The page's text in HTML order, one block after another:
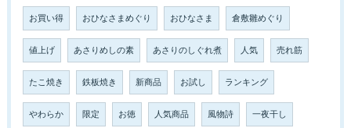
お買い得 おひなさまめぐり おひなさま 倉敷雛めぐり
値上げ あさりめしの素 あさりのしぐれ煮 人気 売れ筋
たこ焼き 鉄板焼き 新商品 お試し ランキング
やわらか 限定 お徳 人気商品 風物詩 一夜干し